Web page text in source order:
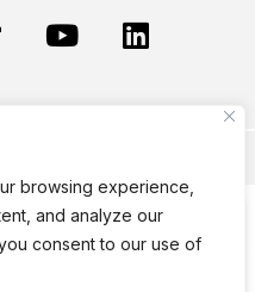
browsing experience,
and analyze our
consent to our use of
by
Τραγούδι
Σχολείου
Νίκος
Πορτοκάλογλου